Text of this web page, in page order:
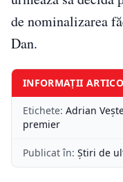
de nominalizarea
Dan.
INFORMAȚII
Etichete: Adrian
premier
Publicat în: Știri de